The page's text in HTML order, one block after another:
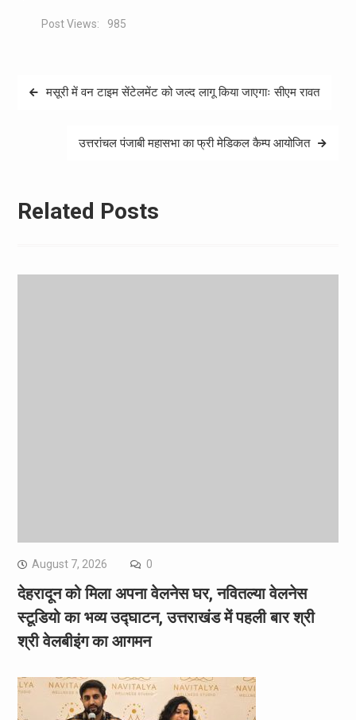
Post Views: 985
Postमसूरी में वन टाइम सेंटेलमेंट को जल्द लागू किया जाएगाः सीएम रावत
उत्तरांचल पंजाबी महासभा का फ्री मेडिकल कैम्प आयोजित
Related Posts
August 7, 2026 0
देहरादून को मिला अपना वेलनेस घर, नवितल्या वेलनेस
स्टूडियो का भव्य उद्घाटन, उत्तराखंड में पहली बार श्री
श्री वेलबीइंग का आगमन